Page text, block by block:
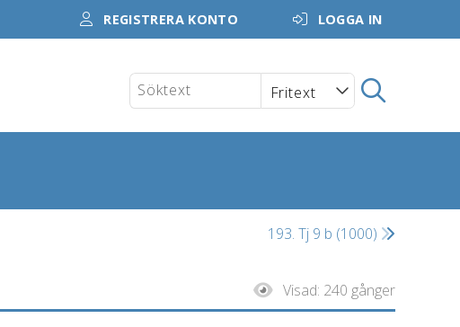
REGISTRERA KONTO LOGGA IN
193. Tj 9 b (1000)
Visad: 240 gånger